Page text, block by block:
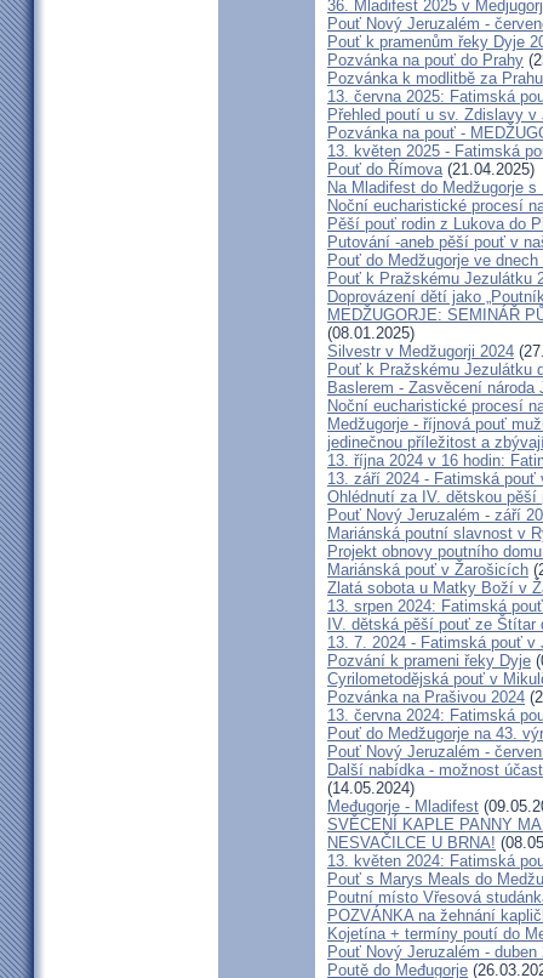
36. Mladifest 2025 v
Pouť Nový Jeruzalém -
Pouť k pramenům řeky Dyje
Pozvánka na pouť do Prahy
Pozvánka k modlitbě za
13. června 2025: Fatimská
Přehled poutí u sv. Zdislavy
Pozvánka na pouť -
13. květen 2025 - Fatimská
Pouť do Římova (21.04.2025)
Na Mladifest do Medžugorje s
Noční eucharistické procesí
Pěší pouť rodin z Lukova do
Putování -aneb pěší pouť v
Pouť do Medžugorje ve
Pouť k Pražskému Jezulátku
Doprovázení dětí jako
MEDŽUGORJE: SEMINÁŘ
(08.01.2025)
Silvestr v Medžugorji 2024
Pouť k Pražskému Jezulátku
Baslerem - Zasvěcení národa
Noční eucharistické procesí
Medžugorje - říjnová pouť
jedinečnou příležitost a
13. října 2024 v 16 hodin:
13. září 2024 - Fatimská pouť
Ohlédnutí za IV. dětskou
Pouť Nový Jeruzalém - září
Mariánská poutní slavnost v
Projekt obnovy poutního
Mariánská pouť v Žarošicích
Zlatá sobota u Matky Boží v
13. srpen 2024: Fatimská
IV. dětská pěší pouť ze Štítar
13. 7. 2024 - Fatimská pouť
Pozvání k prameni řeky Dyje
Cyrilometodějská pouť v
Pozvánka na Prašivou 2024
13. června 2024: Fatimská
Pouť do Medžugorje na 43.
Pouť Nový Jeruzalém -
Další nabídka - možnost
(14.05.2024)
Međugorje - Mladifest
SVĚCENÍ KAPLE PANNY
NESVAČILCE U BRNA!
13. květen 2024: Fatimská
Pouť s Marys Meals do
Poutní místo Vřesová
POZVÁNKA na žehnání
Kojetína + termíny poutí do
Pouť Nový Jeruzalém - duben
Poutě do Međugorje